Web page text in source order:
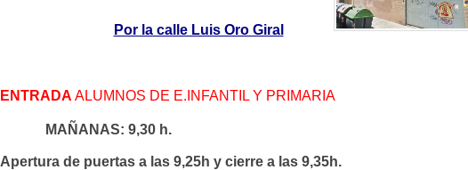
Por la calle Luis Oro Giral
ENTRADA ALUMNOS DE E.INFANTIL Y PRIMARIA
MAÑANAS: 9,30 h.
Apertura de puertas a las 9,25h y cierre a las 9,35h.